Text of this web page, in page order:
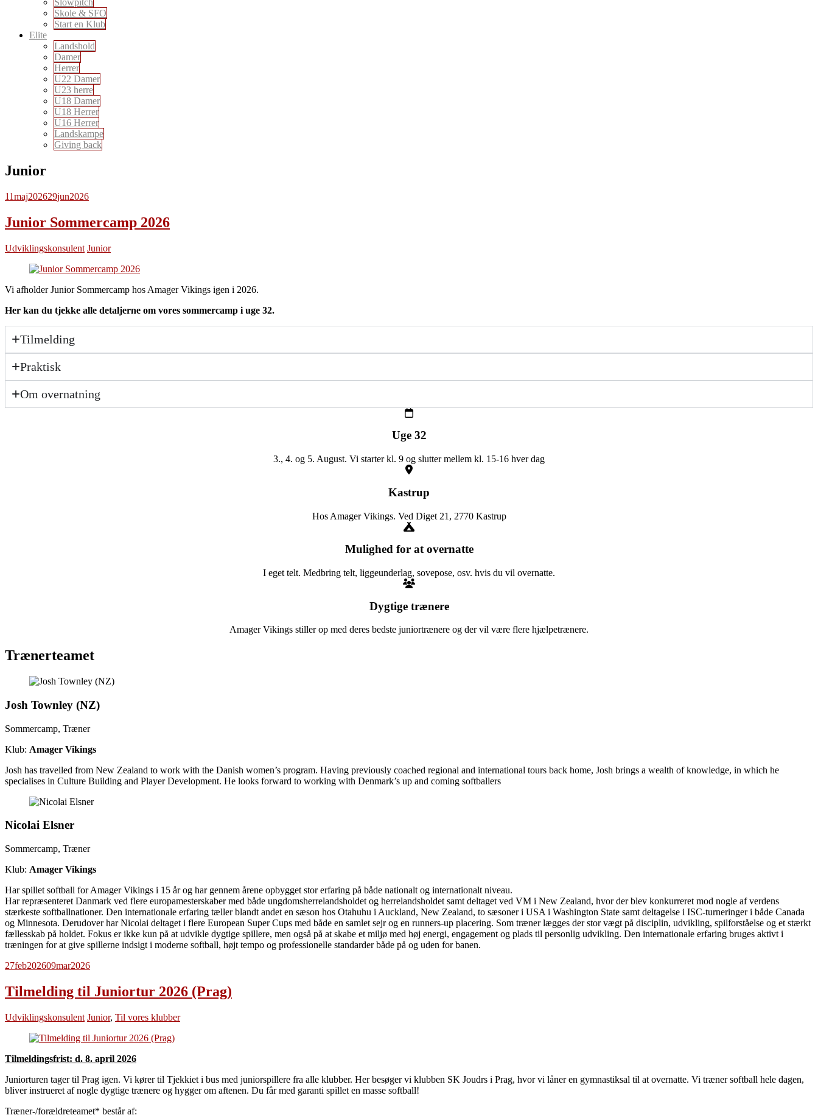
Slowpitch
Skole & SFO
Start en Klub
Elite
Landshold
Damer
Herrer
U22 Damer
U23 herre
U18 Damer
U18 Herrer
U16 Herrer
Landskampe
Giving back
Junior
11maj202629jun2026
Junior Sommercamp 2026
Udviklingskonsulent Junior
Vi afholder Junior Sommercamp hos Amager Vikings igen i 2026.
Her kan du tjekke alle detaljerne om vores sommercamp i uge 32.
Tilmelding
Praktisk
Om overnatning
Uge 32
3., 4. og 5. August. Vi starter kl. 9 og slutter mellem kl. 15-16 hver dag
Kastrup
Hos Amager Vikings. Ved Diget 21, 2770 Kastrup
Mulighed for at overnatte
I eget telt. Medbring telt, liggeunderlag, sovepose, osv. hvis du vil overnatte.
Dygtige trænere
Amager Vikings stiller op med deres bedste juniortrænere og der vil være flere hjælpetrænere.
Trænerteamet
Josh Townley (NZ)
Sommercamp, Træner
Klub: Amager Vikings
Josh has travelled from New Zealand to work with the Danish women’s program. Having previously coached regional and international tours back home, Josh brings a wealth of knowledge, in which he
specialises in Culture Building and Player Development. He looks forward to working with Denmark’s up and coming softballers
Nicolai Elsner
Sommercamp, Træner
Klub: Amager Vikings
Har spillet softball for Amager Vikings i 15 år og har gennem årene opbygget stor erfaring på både nationalt og internationalt niveau.
Har repræsenteret Danmark ved flere europamesterskaber med både ungdomsherrelandsholdet og herrelandsholdet samt deltaget ved VM i New Zealand, hvor der blev konkurreret mod nogle af verdens
stærkeste softballnationer. Den internationale erfaring tæller blandt andet en sæson hos Otahuhu i Auckland, New Zealand, to sæsoner i USA i Washington State samt deltagelse i ISC-turneringer i både Canada
og Minnesota. Derudover har Nicolai deltaget i flere European Super Cups med både en samlet sejr og en runners-up placering. Som træner lægges der stor vægt på disciplin, udvikling, spilforståelse og et stærkt
fællesskab på holdet. Fokus er ikke kun på at udvikle dygtige spillere, men også på at skabe et miljø med høj energi, engagement og plads til personlig udvikling. Den internationale erfaring bruges aktivt i
træningen for at give spillerne indsigt i moderne softball, højt tempo og professionelle standarder både på og uden for banen.
27feb202609mar2026
Tilmelding til Juniortur 2026 (Prag)
Udviklingskonsulent Junior, Til vores klubber
Tilmeldingsfrist: d. 8. april 2026
Juniorturen tager til Prag igen. Vi kører til Tjekkiet i bus med juniorspillere fra alle klubber. Her besøger vi klubben SK Joudrs i Prag, hvor vi låner en gymnastiksal til at overnatte. Vi træner softball hele dagen,
bliver instrueret af nogle dygtige trænere og hygger om aftenen. Du får med garanti spillet en masse softball!
Træner-/forældreteamet* består af: